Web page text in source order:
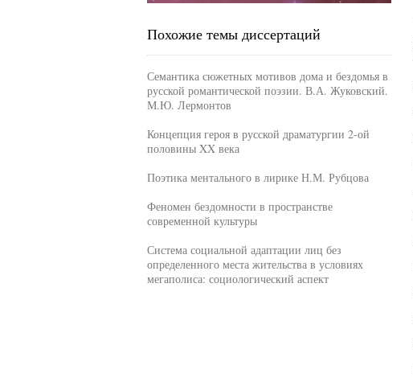
Похожие темы диссертаций
Семантика сюжетных мотивов дома и бездомья в
русской романтической поэзии. В.А. Жуковский.
М.Ю. Лермонтов
Концепция героя в русской драматургии 2-ой
половины XX века
Поэтика ментального в лирике Н.М. Рубцова
Феномен бездомности в пространстве
современной культуры
Система социальной адаптации лиц без
определенного места жительства в условиях
мегаполиса: социологический аспект